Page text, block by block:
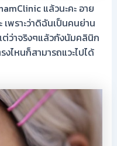
แล้วนะคะ อาย
เพราะว่าดิฉันเป็นคนย่าน
ต่ว่าจริงๆแล้วกังนัมคลินิก
งไหนก็สามารถแวะไปได้